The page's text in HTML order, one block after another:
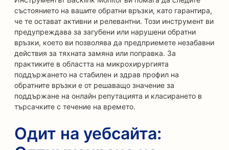
състоянието на вашите обратни връзки, като гарантира,
че те остават активни и релевантни. Този инструмент ви
предупреждава за загубени или нарушени обратни
връзки, което ви позволява да предприемете незабавни
действия за тяхната замяна или поправка. За
практиките в областта на микрохирургията
поддържането на стабилен и здрав профил на
обратните връзки е от решаващо значение за
поддържане на онлайн репутацията и класирането в
търсачките с течение на времето.
Одит на уебсайта: